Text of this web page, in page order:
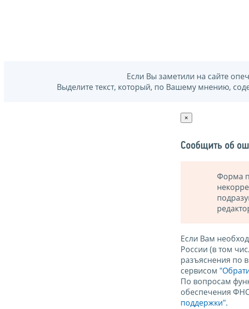
Если Вы заметили на сайте
Выделите текст, который, по Вашему мнению,
×
Сообщить об
Форма
Если Вам
России (в том
разъяснения по
сервисом
По вопросам
обеспечения
поддержки".